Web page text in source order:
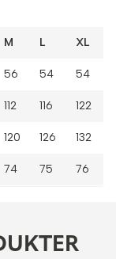
M L XL
56 54 54
112 116 122
120 126 132
74 75 76